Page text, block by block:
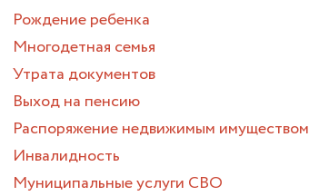
Рождение ребенка
Многодетная семья
Утрата документов
Выход на пенсию
Распоряжение недвижимым имуществом
Инвалидность
Муниципальные услуги СВО